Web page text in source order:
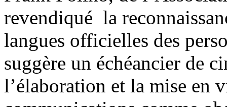
revendiqué la
langues officielles des
suggère un échéancier de
l’élaboration et la mise en